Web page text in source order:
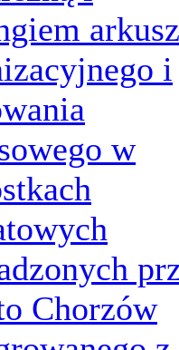
i
w
Chorzów